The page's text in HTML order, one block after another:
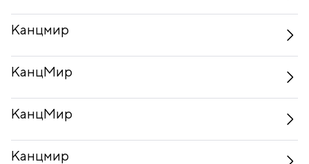
Канцмир
КанцМир
КанцМир
Канцмир